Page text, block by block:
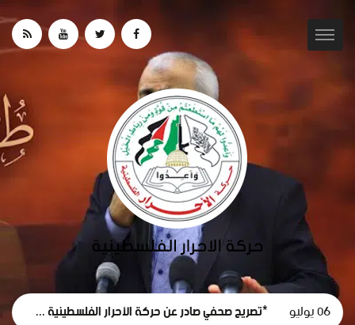
06 يوليو *تصريح صحفي صادر عن حركة الأحرار الفلسطينية حول استقالة لجنة الطوارئ في غزة